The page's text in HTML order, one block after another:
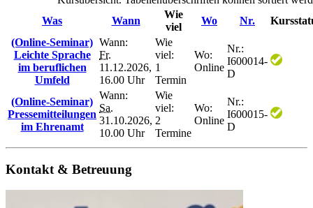
Was
Wann
Wie
viel
Wo Nr.
(Online-Seminar)
Leichte Sprache
im beruflichen
Umfeld
Wann:
Fr.
11.12.2026,
16.00 Uhr
Wie
viel:
1
Termin
Wo:
Online
Nr.:
I600014-
D
(Online-Seminar)
Pressemitteilungen
im Ehrenamt
Wann:
Sa.
31.10.2026,
10.00 Uhr
Wie
viel:
2
Termine
Wo:
Online
Nr.:
I600015-
D
Kontakt & Betreuung